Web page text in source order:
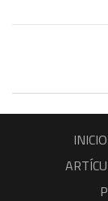
INICIO